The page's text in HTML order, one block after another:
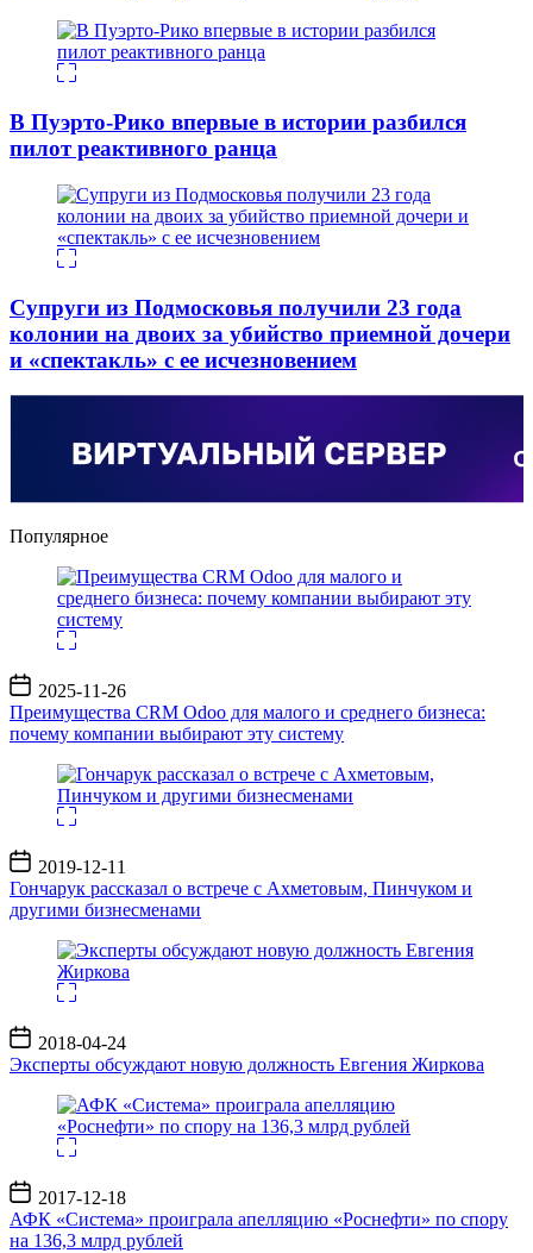
В Пуэрто-Рико впервые в истории разбился
пилот реактивного ранца
Супруги из Подмосковья получили 23 года
колонии на двоих за убийство приемной дочери
и «спектакль» с ее исчезновением
Популярное
Дата
записи
2025-11-26
Преимущества CRM Odoo для малого и среднего бизнеса:
почему компании выбирают эту систему
Дата
записи
2019-12-11
Гончарук рассказал о встрече с Ахметовым, Пинчуком и
другими бизнесменами
Дата
записи
2018-04-24
Эксперты обсуждают новую должность Евгения Жиркова
Дата
записи
2017-12-18
АФК «Система» проиграла апелляцию «Роснефти» по спору
на 136,3 млрд рублей